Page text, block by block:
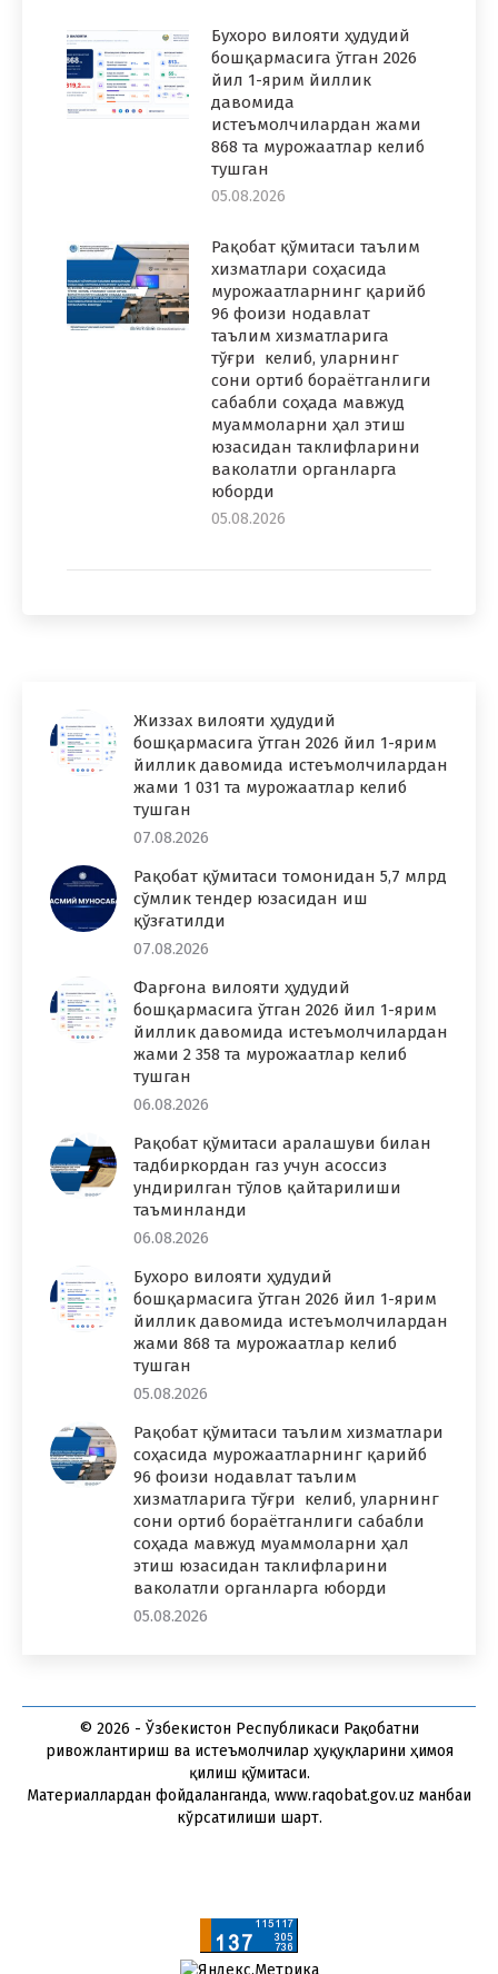
Бухоро вилояти ҳудудий
бошқармасига ўтган 2026
йил 1-ярим йиллик
давомида
истеъмолчилардан жами
868 та мурожаатлар келиб
тушган
05.08.2026
Рақобат қўмитаси таълим
хизматлари соҳасида
мурожаатларнинг қарийб
96 фоизи нодавлат
таълим хизматларига
тўғри келиб, уларнинг
сони ортиб бораётганлиги
сабабли соҳада мавжуд
муаммоларни ҳал этиш
юзасидан таклифларини
ваколатли органларга
юборди
05.08.2026
Жиззах вилояти ҳудудий
бошқармасига ўтган 2026 йил 1-ярим
йиллик давомида истеъмолчилардан
жами 1 031 та мурожаатлар келиб
тушган
07.08.2026
Рақобат қўмитаси томонидан 5,7 млрд
сўмлик тендер юзасидан иш
қўзғатилди
07.08.2026
Фарғона вилояти ҳудудий
бошқармасига ўтган 2026 йил 1-ярим
йиллик давомида истеъмолчилардан
жами 2 358 та мурожаатлар келиб
тушган
06.08.2026
Рақобат қўмитаси аралашуви билан
тадбиркордан газ учун асоссиз
ундирилган тўлов қайтарилиши
таъминланди
06.08.2026
Бухоро вилояти ҳудудий
бошқармасига ўтган 2026 йил 1-ярим
йиллик давомида истеъмолчилардан
жами 868 та мурожаатлар келиб
тушган
05.08.2026
Рақобат қўмитаси таълим хизматлари
соҳасида мурожаатларнинг қарийб
96 фоизи нодавлат таълим
хизматларига тўғри келиб, уларнинг
сони ортиб бораётганлиги сабабли
соҳада мавжуд муаммоларни ҳал
этиш юзасидан таклифларини
ваколатли органларга юборди
05.08.2026
© 2026 - Ўзбекистон Республикаси Рақобатни
ривожлантириш ва истеъмолчилар ҳуқуқларини ҳимоя
қилиш қўмитаси.
Материаллардан фойдаланганда, www.raqobat.gov.uz манбаи
кўрсатилиши шарт.